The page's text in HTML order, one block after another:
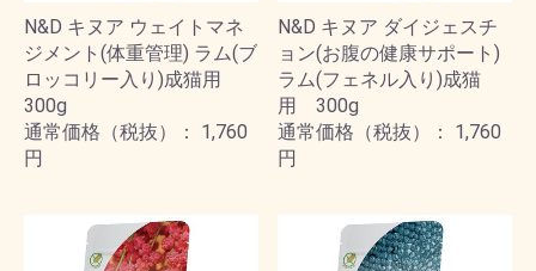
N&D キヌア ウェイトマネ
ジメント(体重管理) ラム(ブ
ロッコリー入り)成猫用
300g
通常価格（税抜）： 1,760
円
N&D キヌア ダイジェスチ
ョン(お腹の健康サポート)
ラム(フェネル入り)成猫
用 300g
通常価格（税抜）： 1,760
円